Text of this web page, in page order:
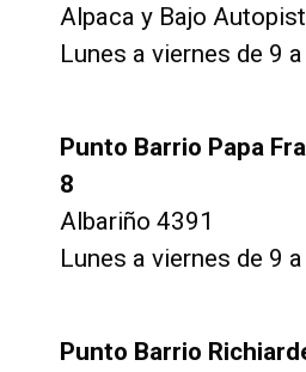
Alpaca y Bajo
Lunes a viernes de 9
Punto Barrio Papa
8
Albariño 4391
Lunes a viernes de 9
Punto Barrio